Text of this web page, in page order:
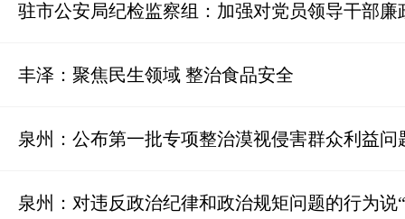
驻市公安局纪检监察组：加强对党员领导干部廉
丰泽：聚焦民生领域 整治食品安全
泉州：公布第一批专项整治漠视侵害群众利益问
泉州：对违反政治纪律和政治规矩问题的行为